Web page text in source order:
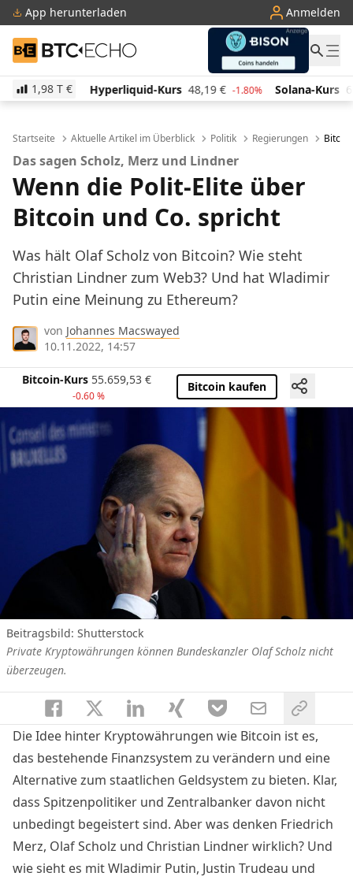
App herunterladen Anmelden
BTC-ECHO
1,98 T €
Hyperliquid-Kurs 48,19 € -1.80% Solana-Kurs 63,07 € -
Startseite Aktuelle Artikel im Überblick Politik Regierungen
Das sagen Scholz, Merz und Lindner
Wenn die Polit-Elite über
Bitcoin und Co. spricht
Was hält Olaf Scholz von Bitcoin? Wie steht
Christian Lindner zum Web3? Und hat Wladimir
Putin eine Meinung zu Ethereum?
von Johannes Macswayed
10.11.2022, 14:57
Bitcoin-Kurs 55.659,53 €
-0.60 %
Bitcoin kaufen
Beitragsbild: Shutterstock
Private Kryptowährungen können Bundeskanzler Olaf Scholz nicht
überzeugen.
Die Idee hinter Kryptowährungen wie Bitcoin ist es,
das bestehende Finanzsystem zu verändern und eine
Alternative zum staatlichen Geldsystem zu bieten. Klar,
dass Spitzenpolitiker und Zentralbanker davon nicht
unbedingt begeistert sind. Aber was denken Friedrich
Merz, Olaf Scholz und Christian Lindner wirklich? Und
wie sieht es mit Wladimir Putin, Justin Trudeau und